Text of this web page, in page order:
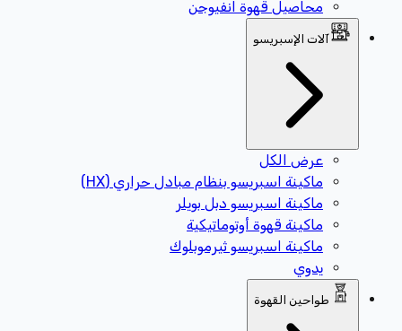
محاصيل قهوة انفيوجن
آلات الإسبريسو
عرض الكل
ماكينة اسبريسو بنظام مبادل حراري (HX)
ماكينة اسبريسو دبل بويلر
ماكينة قهوة أوتوماتيكية
ماكينة اسبريسو ثيرموبلوك
يدوي
طواحين القهوة